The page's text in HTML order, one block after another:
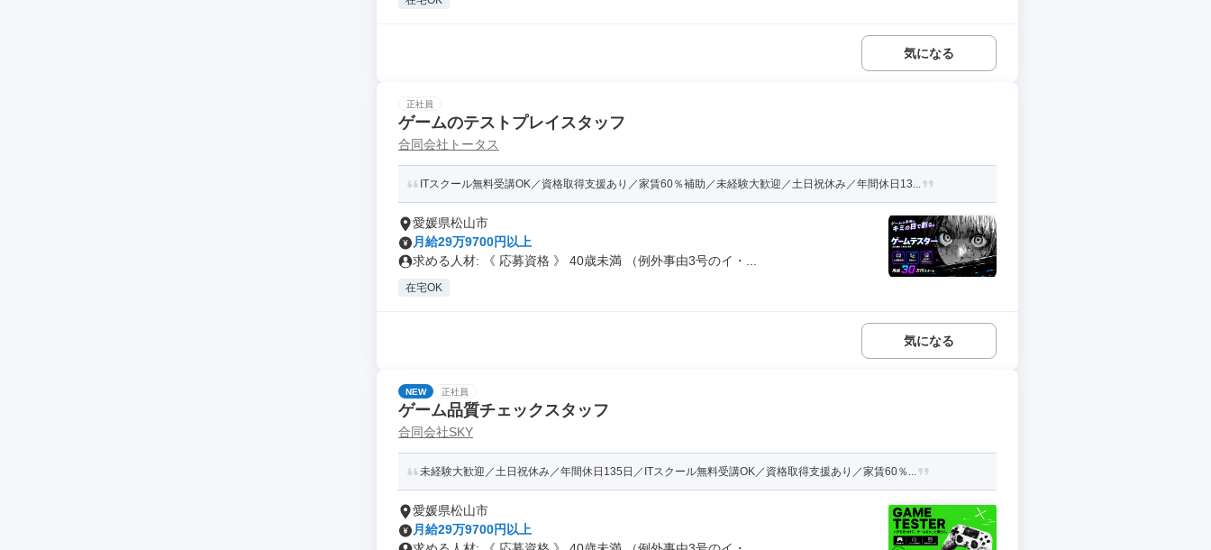
気になる
正社員
ゲームのテストプレイスタッフ
合同会社トータス
ITスクール無料受講OK／資格取得支援あり／家賃60％補助／未経験大歓迎／土日祝休み／年間休日13...
愛媛県松山市
月給29万9700円以上
求める人材: 《 応募資格 》 40歳未満 （例外事由3号のイ・...
在宅OK
気になる
NEW 正社員
ゲーム品質チェックスタッフ
合同会社SKY
未経験大歓迎／土日祝休み／年間休日135日／ITスクール無料受講OK／資格取得支援あり／家賃60％...
愛媛県松山市
月給29万9700円以上